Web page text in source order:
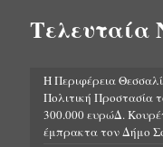
Τελευταία
Η Περιφέρεια
Πολιτική Προστασία
300.000 ευρώΔ.
έμπρακτα τον Δήμο